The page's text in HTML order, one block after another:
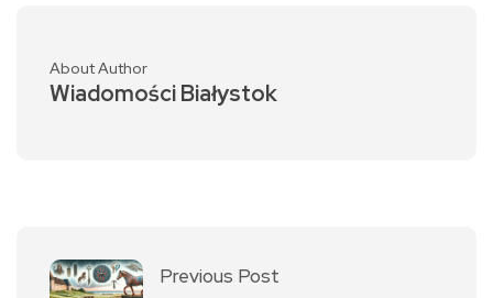
About Author
Wiadomości Białystok
Previous Post